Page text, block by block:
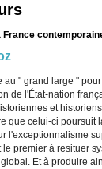
France
au " grand large "
de l'État-nation
et
que celui-ci poursuit
l'exceptionnalisme
le premier à resituer
Et à produire